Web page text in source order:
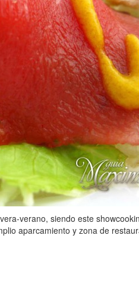
verano, siendo este
aparcamiento y zona de